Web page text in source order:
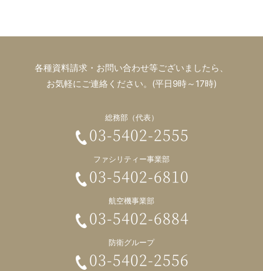
各種資料請求・お問い合わせ等ございましたら、
お気軽にご連絡ください。(平日9時～17時)
総務部（代表）
03-5402-2555
ファシリティー事業部
03-5402-6810
航空機事業部
03-5402-6884
防衛グループ
03-5402-2556